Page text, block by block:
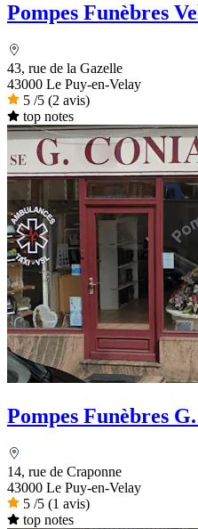
Pompes Funèbres
43, rue de la Gazelle
43000 Le Puy-en-Velay
5 /5 (2 avis)
top notes
Pompes Funèbres
14, rue de Craponne
43000 Le Puy-en-Velay
5 /5 (1 avis)
top notes